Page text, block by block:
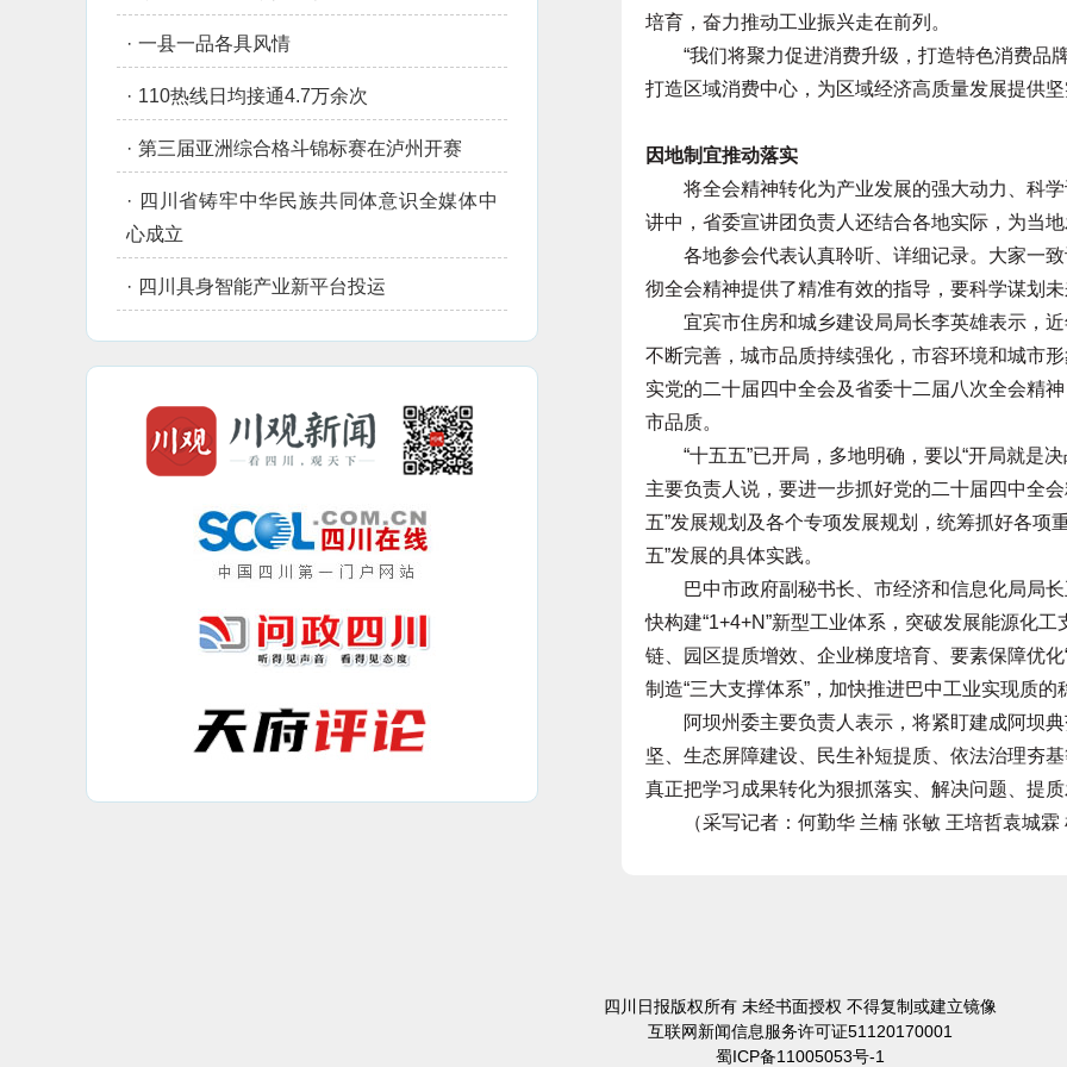
· 一县一品各具风情
· 110热线日均接通4.7万余次
· 第三届亚洲综合格斗锦标赛在泸州开赛
· 四川省铸牢中华民族共同体意识全媒体中
心成立
· 四川具身智能产业新平台投运
培育，奋力推动工业振兴走在前列。
“我们将聚力促进消费升级，打造特色消费品
打造区域消费中心，为区域经济高质量发展提供
因地制宜推动落实
将全会精神转化为产业发展的强大动力、科学
讲中，省委宣讲团负责人还结合各地实际，为当
各地参会代表认真聆听、详细记录。大家一致
彻全会精神提供了精准有效的指导，要科学谋划
宜宾市住房和城乡建设局局长李英雄表示，近
不断完善，城市品质持续强化，市容环境和城市
实党的二十届四中全会及省委十二届八次全会精
市品质。
“十五五”已开局，多地明确，要以“开局就是决
主要负责人说，要进一步抓好党的二十届四中全
五”发展规划及各个专项发展规划，统筹抓好各项
五”发展的具体实践。
巴中市政府副秘书长、市经济和信息化局局长
快构建“1+4+N”新型工业体系，突破发展能源化
链、园区提质增效、企业梯度培育、要素保障优
制造“三大支撑体系”，加快推进巴中工业实现质
阿坝州委主要负责人表示，将紧盯建成阿坝典
坚、生态屏障建设、民生补短提质、依法治理夯
真正把学习成果转化为狠抓落实、解决问题、提
（采写记者：何勤华 兰楠 张敏 王培哲袁城霖
四川日报版权所有 未经书面授权 不得复制或建立镜像
互联网新闻信息服务许可证51120170001
蜀ICP备11005053号-1